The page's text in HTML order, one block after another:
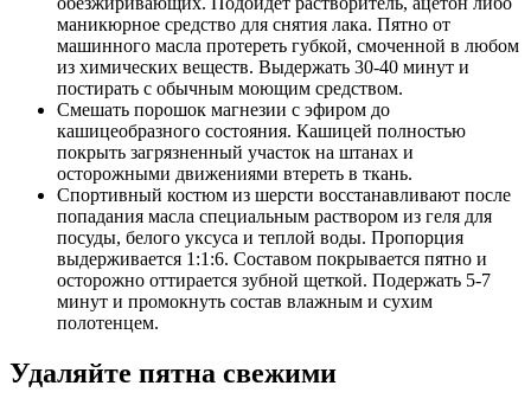
маникюрное средство для снятия лака. Пятно от
машинного масла протереть губкой, смоченной в любом
из химических веществ. Выдержать 30-40 минут и
постирать с обычным моющим средством.
Смешать порошок магнезии с эфиром до
кашицеобразного состояния. Кашицей полностью
покрыть загрязненный участок на штанах и
осторожными движениями втереть в ткань.
Спортивный костюм из шерсти восстанавливают после
попадания масла специальным раствором из геля для
посуды, белого уксуса и теплой воды. Пропорция
выдерживается 1:1:6. Составом покрывается пятно и
осторожно оттирается зубной щеткой. Подержать 5-7
минут и промокнуть состав влажным и сухим
полотенцем.
Удаляйте пятна свежими